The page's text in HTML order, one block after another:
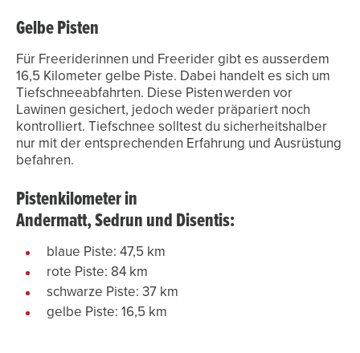
Gelbe Pisten
Für Freeriderinnen und Freerider gibt es ausserdem
16,5 Kilometer gelbe Piste. Dabei handelt es sich um
Tiefschneeabfahrten. Diese Pisten werden vor
Lawinen gesichert, jedoch weder präpariert noch
kontrolliert. Tiefschnee solltest du sicherheitshalber
nur mit der entsprechenden Erfahrung und Ausrüstung
befahren.
Pistenkilometer in
Andermatt, Sedrun und Disentis:
blaue Piste: 47,5 km
rote Piste: 84 km
schwarze Piste: 37 km
gelbe Piste: 16,5 km